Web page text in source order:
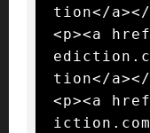
tion</a></
<p><a
tion</a></
<p><a